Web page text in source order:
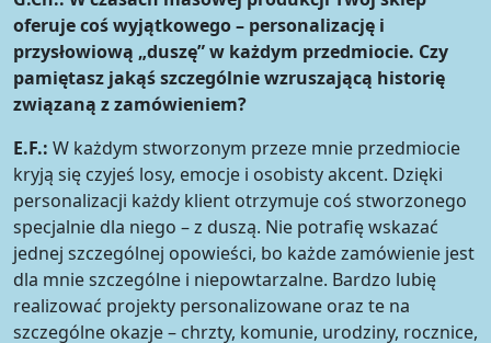
oferuje coś wyjątkowego – personalizację i
przysłowiową „duszę” w każdym przedmiocie. Czy
pamiętasz jakąś szczególnie wzruszającą historię
związaną z zamówieniem?
E.F.: W każdym stworzonym przeze mnie przedmiocie
kryją się czyjeś losy, emocje i osobisty akcent. Dzięki
personalizacji każdy klient otrzymuje coś stworzonego
specjalnie dla niego – z duszą. Nie potrafię wskazać
jednej szczególnej opowieści, bo każde zamówienie jest
dla mnie szczególne i niepowtarzalne. Bardzo lubię
realizować projekty personalizowane oraz te na
szczególne okazje – chrzty, komunie, urodziny, rocznice,